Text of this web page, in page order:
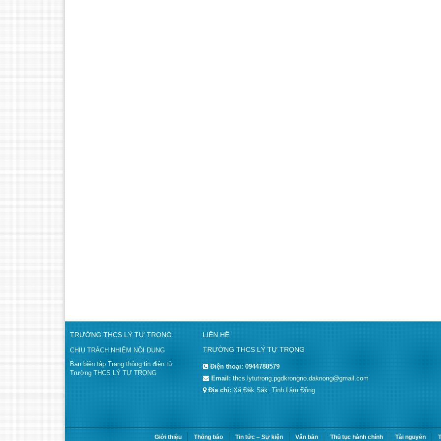
TRƯỜNG THCS LÝ TỰ TRỌNG
CHỊU TRÁCH NHIỆM NỘI DUNG
Ban biên tập Trang thông tin điện tử
Trường THCS LÝ TỰ TRỌNG
LIÊN HỆ
TRƯỜNG THCS LÝ TỰ TRỌNG
Điện thoại:0944788579
Email:thcs.lytutrong.pgdkrongno.daknong@gmail.com
Địa chỉ:Xã Đăk Săk. Tỉnh Lâm Đồng
Giới thiệu Thông báo Tin tức – Sự kiện Văn bản Thủ tục hành chính Tài nguyên